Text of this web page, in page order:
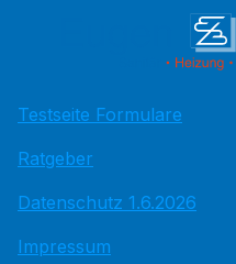
Testseite Formulare
Ratgeber
Datenschutz 1.6.2026
Impressum